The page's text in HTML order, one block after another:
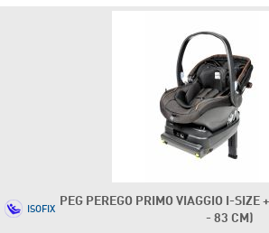
PEG PEREGO PRIMO VIAGGIO I-
- 83 CM)
ISOFIX